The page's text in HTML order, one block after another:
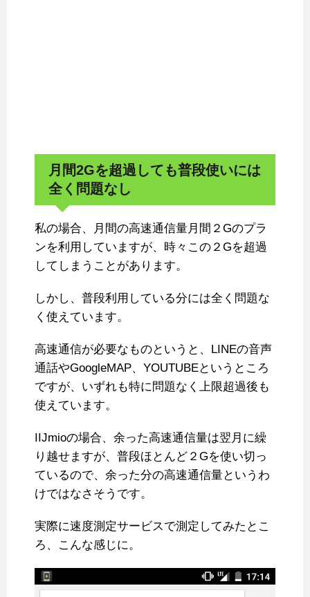
月間2Gを超過しても普段使いには
全く問題なし
私の場合、月間の高速通信量月間２Gのプラ
ンを利用していますが、時々この２Gを超過
してしまうことがあります。
しかし、普段利用している分には全く問題な
く使えています。
高速通信が必要なものというと、LINEの音声
通話やGoogleMAP、YOUTUBEというところ
ですが、いずれも特に問題なく上限超過後も
使えています。
IIJmioの場合、余った高速通信量は翌月に繰
り越せますが、普段ほとんど２Gを使い切っ
ているので、余った分の高速通信量というわ
けではなさそうです。
実際に速度測定サービスで測定してみたとこ
ろ、こんな感じに。